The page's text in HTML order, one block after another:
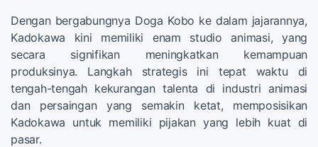
Dengan bergabungnya Doga Kobo ke dalam jajarannya,
Kadokawa kini memiliki enam studio animasi, yang
secara signifikan meningkatkan kemampuan
produksinya. Langkah strategis ini tepat waktu di
tengah-tengah kekurangan talenta di industri animasi
dan persaingan yang semakin ketat, memposisikan
Kadokawa untuk memiliki pijakan yang lebih kuat di
pasar.